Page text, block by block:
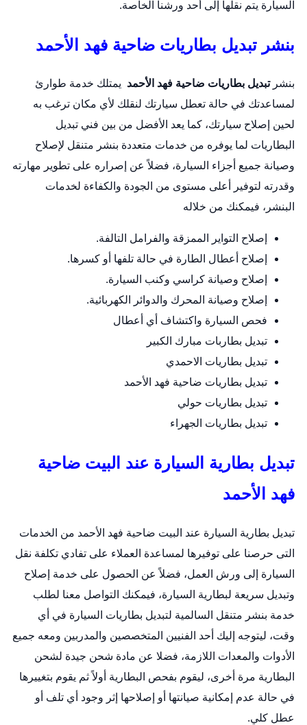
السيارة يتم نقلها إلى أحد ورشنا الخاصة.
بنشر تبديل بطاريات ضاحية فهد الأحمد
بنشرتبديل بطاريات ضاحية فهد الأحمد يمتلك خدمة طوارئ
لمساعدتك في حالة تعطل سيارتك لنقلك لأي مكان ترغب به
لحين إصلاح سيارتك، كما يعد الأفضل من بين فني تبديل
البطاريات لما يوفره من خدمات متعددة بنشر متنقل لإصلاح
وصيانة جميع أجزاء السيارة، فضلاً عن إصراره على تطوير مهارته
وقدرته لتوفير أعلى مستوى من الجودة والكفاءة لخدمات
البنشر، فيمكنك من خلاله
إصلاح التواير الممزقة والفرامل التالفة.
إصلاح أعطال الطارة في حالة تلفها أو كسرها.
إصلاح وصيانة كراسي وكنب السيارة.
إصلاح وصيانة المحرك والدوائر الكهربائية.
فحص السيارة واكتشاف أي أعطال
تبديل بطاربات مبارك الكبير
تبديل بطاريات الاحمدي
تبديل بطاريات ضاحية فهد الأحمد
تبديل بطاريات حولي
تبديل بطاريات الجهراء
تبديل بطارية السيارة عند البيت ضاحية
فهد الأحمد
تبديل بطارية السيارة عند البيت ضاحية فهد الأحمد من الخدمات
التى حرصنا على توفيرها لمساعدة العملاء على تفادي تكلفة نقل
السيارة إلى ورش العمل، فضلاً عن الحصول على خدمة إصلاح
وتبديل سريعة لبطارية السيارة، فيمكنك التواصل معنا لطلب
خدمة بنشر متنقل السالمية لتبديل بطاريات السيارة في أي
وقت، ليتوجه إليك أحد الفنيين المتخصصين والمدربين ومعه جميع
الأدوات والمعدات اللازمة، فضلا عن مادة شحن جيدة لشحن
البطارية مرة أخرى، ليقوم بفحص البطارية أولاً ثم يقوم بتغييرها
في حالة عدم إمكانية صيانتها أو إصلاحها إثر وجود أي تلف أو
عطل كلي.